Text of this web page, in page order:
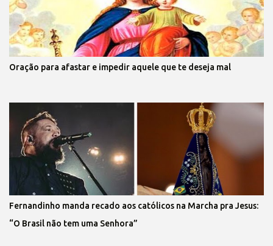
Oração para afastar e impedir aquele que te deseja mal
Fernandinho manda recado aos católicos na Marcha pra Jesus:
“O Brasil não tem uma Senhora”